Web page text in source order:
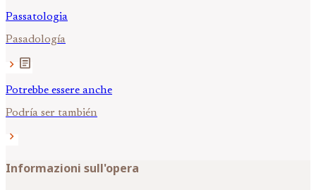
Passatologia
Pasadología
chevron_right article
Potrebbe essere anche
Podría ser también
chevron_right
Informazioni sull'opera